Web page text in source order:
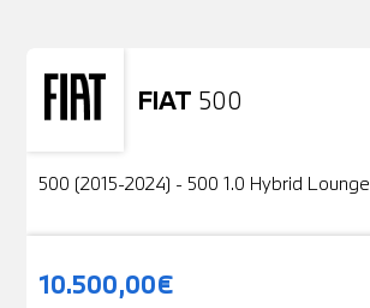
FIAT 500
Usato
500 (2015-2024) - 500 1.0 Hybrid Lounge
10.500,00€